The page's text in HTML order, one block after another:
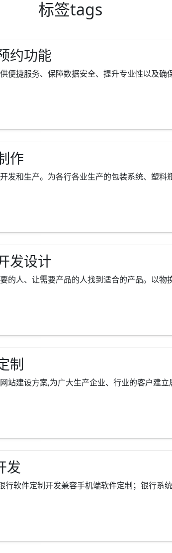
标签tags
约功能
便捷服务、保障数据安全、提升专业性以及确
作
发和生产。为各行各业生产的包装系统、塑料
发设计
的人、让需要产品的人找到适合的产品。以物
制
站建设方案,为广大生产企业、行业的客户建
发
软件定制开发兼容手机端软件定制；银行系